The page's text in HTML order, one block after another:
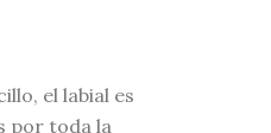
el labial es
por toda la